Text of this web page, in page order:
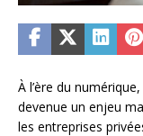
À l’ère du
devenue un enjeu
les entreprises